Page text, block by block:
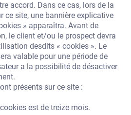
accord. Dans ce cas, lors de la
ce site, une bannière explicative
» apparaîtra. Avant de
le client et/ou le prospect devra
desdits « cookies ». Le
valable pour une période de
a la possibilité de désactiver
présents sur ce site :
est de treize mois.